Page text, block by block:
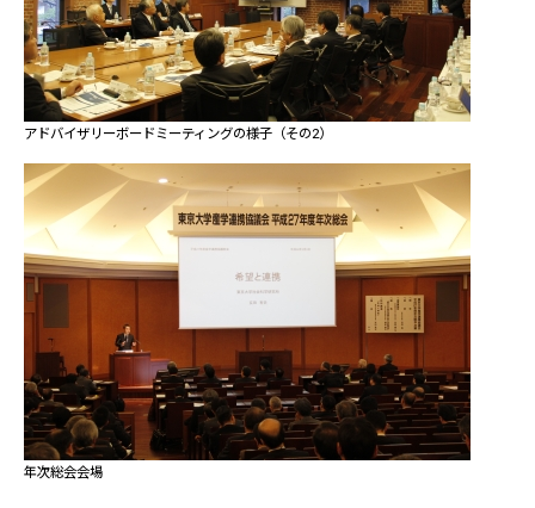
アドバイザリーボードミーティングの様子（その2）
年次総会会場